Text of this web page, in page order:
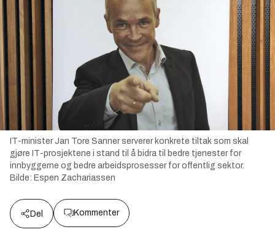
IT-minister Jan Tore Sanner serverer konkrete tiltak som skal
gjøre IT-prosjektene i stand til å bidra til bedre tjenester for
innbyggerne og bedre arbeidsprosesser for offentlig sektor.
Bilde: Espen Zachariassen
Del Kommenter